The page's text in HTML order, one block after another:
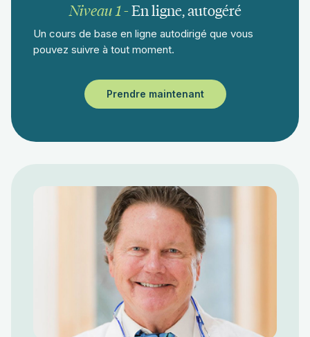
Niveau 1-En ligne, autogéré
Un cours de base en ligne autodirigé que vous
pouvez suivre à tout moment.
Prendre maintenant